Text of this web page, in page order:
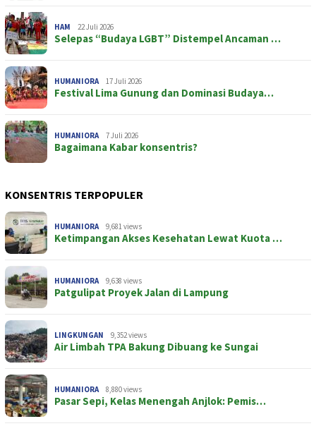
HAM 22 Juli 2026
Selepas “Budaya LGBT” Distempel Ancaman …
HUMANIORA 17 Juli 2026
Festival Lima Gunung dan Dominasi Budaya…
HUMANIORA 7 Juli 2026
Bagaimana Kabar konsentris?
KONSENTRIS TERPOPULER
HUMANIORA 9,681 views
Ketimpangan Akses Kesehatan Lewat Kuota …
HUMANIORA 9,638 views
Patgulipat Proyek Jalan di Lampung
LINGKUNGAN 9,352 views
Air Limbah TPA Bakung Dibuang ke Sungai
HUMANIORA 8,880 views
Pasar Sepi, Kelas Menengah Anjlok: Pemis…